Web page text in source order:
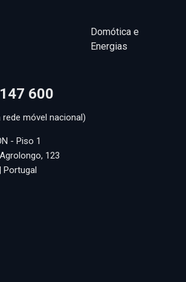
Domótica e
Energias
600
móvel nacional)
- Piso 1
123
Portugal